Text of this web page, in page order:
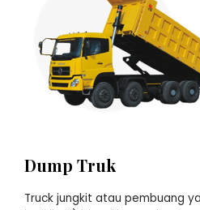
Dump Truk
Truck jungkit atau pembuang